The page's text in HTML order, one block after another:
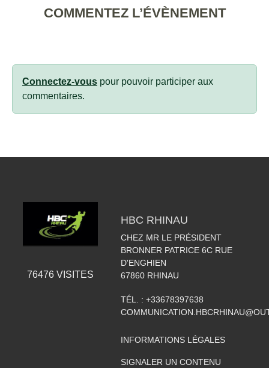
COMMENTEZ L’ÉVÈNEMENT
Connectez-vous pour pouvoir participer aux
commentaires.
76476VISITES
HBC RHINAU
CHEZ MR LE PRÉSIDENT
BRONNER PATRICE 6C RUE
D'ENGHIEN
67860 RHINAU
TÉL. : +33678397638
INFORMATIONS LÉGALES
SIGNALER UN CONTENU